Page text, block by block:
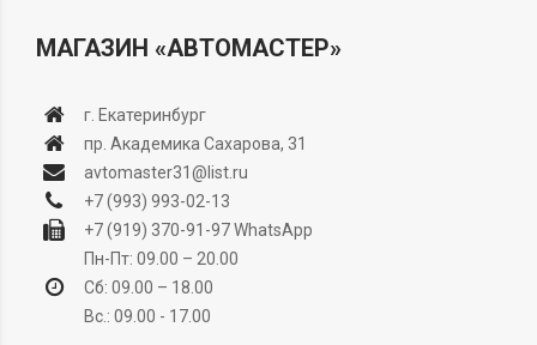
МАГАЗИН «АВТОМАСТЕР»
г. Екатеринбург
пр. Академика Сахарова, 31
avtomaster31@list.ru
+7 (993) 993-02-13
+7 (919) 370-91-97WhatsApp
Пн-Пт: 09.00 – 20.00
Сб: 09.00 – 18.00
Вс.: 09.00 - 17.00